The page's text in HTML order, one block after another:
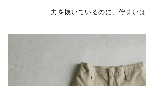
力を抜いているのに、佇まい